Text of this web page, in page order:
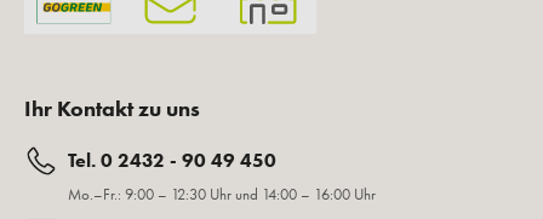
Ihr Kontakt zu uns
Tel. 0 2432 - 90 49 450
Mo.–Fr.: 9:00 – 12:30 Uhr und 14:00 – 16:00 Uhr